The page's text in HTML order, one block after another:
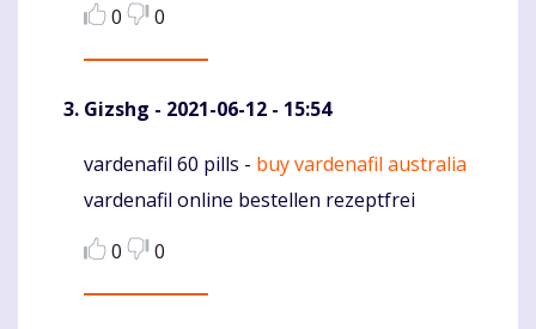
0
0
Gizshg - 2021-06-12 - 15:54
Komentaras
vardenafil 60 pills - buy vardenafil australia
vardenafil online bestellen rezeptfrei
0
0